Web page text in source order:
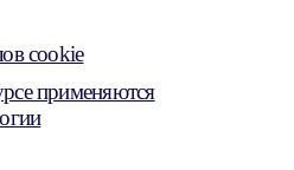
cookie
применяются